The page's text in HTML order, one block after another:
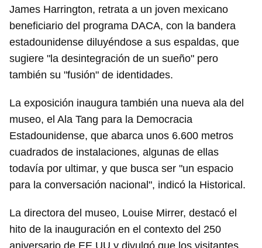
Guardar como favorito
INICIAR SESIÓN CANCELAR
James Harrington, retrata a un joven mexicano
beneficiario del programa DACA, con la bandera
estadounidense diluyéndose a sus espaldas, que
sugiere "la desintegración de un sueño" pero
también su "fusión" de identidades.
La exposición inaugura también una nueva ala del
museo, el Ala Tang para la Democracia
Estadounidense, que abarca unos 6.600 metros
cuadrados de instalaciones, algunas de ellas
todavía por ultimar, y que busca ser "un espacio
para la conversación nacional", indicó la Historical.
La directora del museo, Louise Mirrer, destacó el
hito de la inauguración en el contexto del 250